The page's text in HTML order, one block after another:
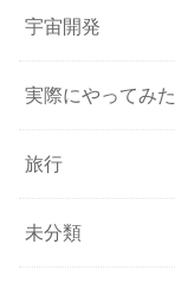
宇宙開発
実際にやってみた
旅行
未分類